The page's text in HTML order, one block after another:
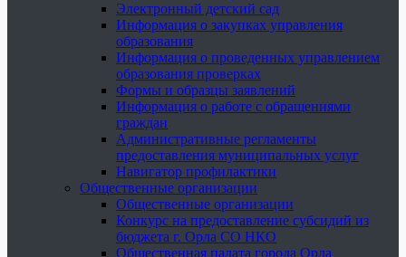
Электронный детский сад
Информация о закупках управления
образования
Информация о проведенных управлением
образования проверках
Формы и образцы заявлений
Информация о работе с обращениями
граждан
Административные регламенты
предоставления муниципальных услуг
Навигатор профилактики
Общественные организации
Общественные организации
Конкурс на предоставление субсидий из
бюджета г. Орла СО НКО
Общественная палата города Орла